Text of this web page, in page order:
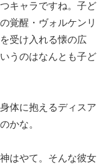
キャラですね。子ど
覚醒・ヴォルケンリ
受け入れる懐の広
うのはなんとも子ど
体に抱えるディスア
かな。
はやて。そんな彼女